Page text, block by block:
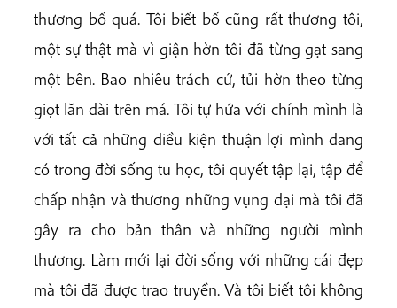
thương bố quá. Tôi biết bố cũng rất thương tôi,
một sự thật mà vì giận hờn tôi đã từng gạt sang
một bên. Bao nhiêu trách cứ, tủi hờn theo từng
giọt lăn dài trên má. Tôi tự hứa với chính mình là
với tất cả những điều kiện thuận lợi mình đang
có trong đời sống tu học, tôi quyết tập lại, tập để
chấp nhận và thương những vụng dại mà tôi đã
gây ra cho bản thân và những người mình
thương. Làm mới lại đời sống với những cái đẹp
mà tôi đã được trao truyền. Và tôi biết tôi không